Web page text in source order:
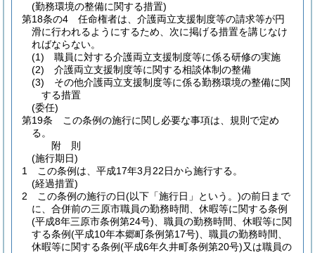
(勤務環境の整備に関する措置)
第18条の4
任命権者は、介護両立支援制度等の請求等が円
滑に行われるようにするため、次に掲げる措置を講じなけ
ればならない。
(1)
職員に対する介護両立支援制度等に係る研修の実施
(2)
介護両立支援制度等に関する相談体制の整備
(3)
その他介護両立支援制度等に係る勤務環境の整備に関
する措置
(委任)
第19条
この条例の施行に関し必要な事項は、規則で定め
る。
附 則
(施行期日)
1
この条例は、平成17年3月22日から施行する。
(経過措置)
2
この条例の施行の日(以下「施行日」という。)の前日まで
に、合併前の三原市職員の勤務時間、休暇等に関する条例
(平成8年三原市条例第24号) 、職員の勤務時間、休暇等に関
する条例(平成10年本郷町条例第17号) 、職員の勤務時間、
休暇等に関する条例(平成6年久井町条例第20号)又は職員の